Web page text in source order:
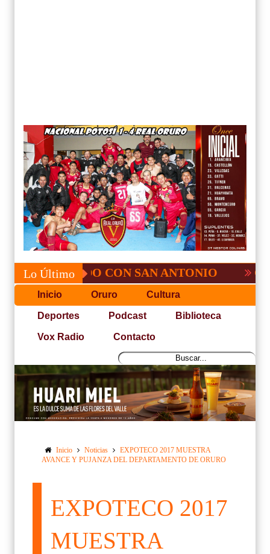
Lo Último
PUDO CON SAN ANTONIO COPA
Inicio Oruro Cultura
Deportes Podcast Biblioteca
Vox Radio Contacto
Inicio Noticias
EXPOTECO 2017 MUESTRA
AVANCE Y PUJANZA DEL DEPARTAMENTO DE ORURO
EXPOTECO 2017
MUESTRA